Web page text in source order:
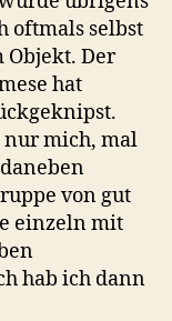
oftmals selbst
Objekt. Der
hat
nur mich, mal
von gut
einzeln mit
hab ich dann